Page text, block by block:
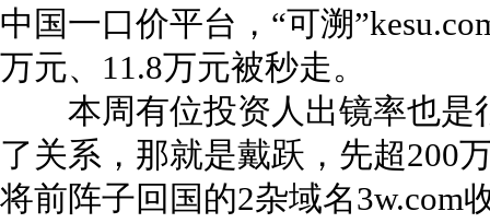
中国一口价平台，“可溯
万元、11.8万元被秒走。
本周有位投资人出镜率也是
了关系，那就是戴跃，先超200
将前阵子回国的2杂域名3w.com